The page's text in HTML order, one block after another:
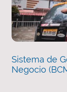
Sistema de
Negocio